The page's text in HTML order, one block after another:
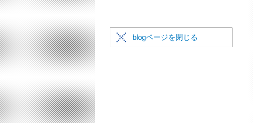
blogページを閉じる